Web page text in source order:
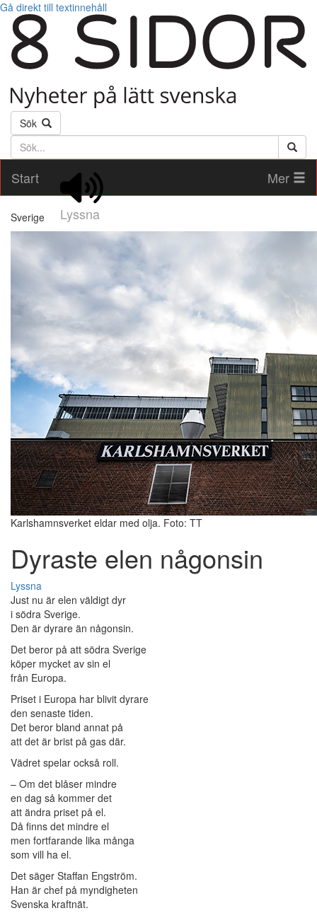
Gå direkt till textinnehåll
Sök
Söktext
Start
Lyssna
Mer
Sverige
Karlshamnsverket eldar med olja. Foto: TT
Dyraste elen någonsin
Lyssna
Just nu är elen väldigt dyr
i södra Sverige.
Den är dyrare än någonsin.
Det beror på att södra Sverige
köper mycket av sin el
från Europa.
Priset i Europa har blivit dyrare
den senaste tiden.
Det beror bland annat på
att det är brist på gas där.
Vädret spelar också roll.
– Om det blåser mindre
en dag så kommer det
att ändra priset på el.
Då finns det mindre el
men fortfarande lika många
som vill ha el.
Det säger Staffan Engström.
Han är chef på myndigheten
Svenska kraftnät.